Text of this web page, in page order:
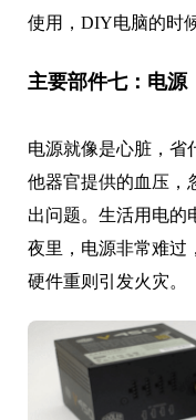
使用，DIY电脑的时
主要部件七：电源
电源就像是心脏，省
他器官提供的血压，
出问题。生活用电的
夜里，电源非常难过
硬件重则引发火灾。